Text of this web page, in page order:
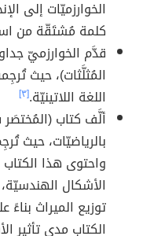
كلمة مُشتَقّة من
قدَّم الخوارزميّ
المُثلَّثات)، حيث
اللغة اللاتينيّة.[٣]
ألَّف كتاب
بالرياضيّات، حيث
واحتوى هذا
الأشكال
توزيع الميراث
الكتاب مدى تأثير